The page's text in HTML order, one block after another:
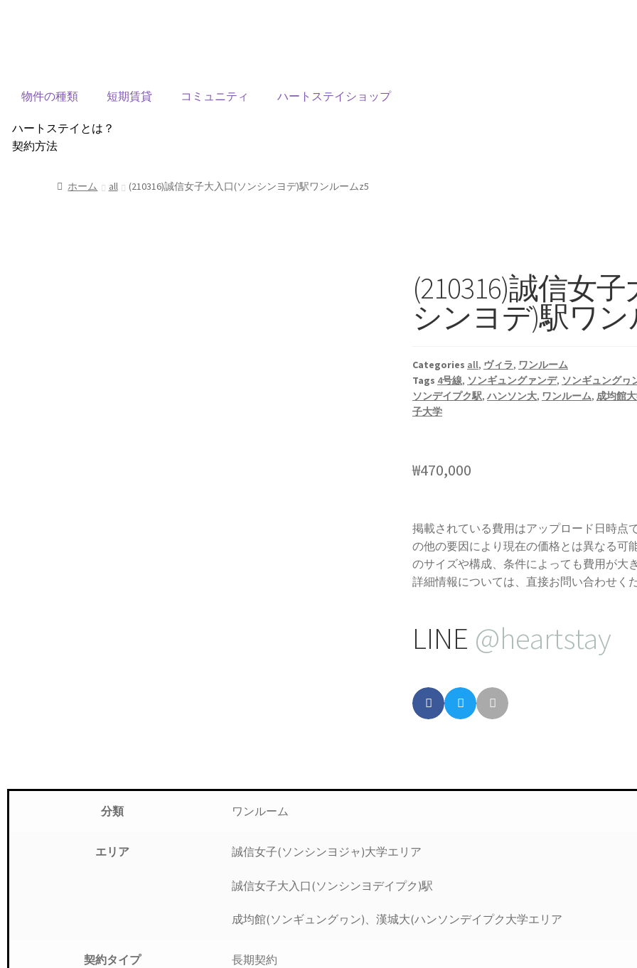
物件の種類 短期賃貸 コミュニティ ハートステイショップ
ハートステイとは？
契約方法
サービス費用ホーム all (210316)誠信女子大入口(ソンシンヨデ)駅ワンルームz5
(210316)誠信女
シンヨデ)駅ワン
Categories all, ヴィラ, ワンルーム
Tags 4号線, ソンギュングァンデ, ソンギュングヮ
ソンデイプク駅, ハンソン大, ワンルーム, 成均館
子大学
₩470,000
掲載されている費用はアップロード日時点
の他の要因により現在の価格とは異なる可
のサイズや構成、条件によっても費用が大
詳細情報については、直接お問い合わせく
LINE @heartstay
分類 ワンルーム
エリア 誠信女子(ソンシンヨジャ)大学エリア
誠信女子大入口(ソンシンヨデイプク)駅
成均館(ソンギュングヮン)、漢城大(ハンソンデイプク大学エリア
契約タイプ 長期契約